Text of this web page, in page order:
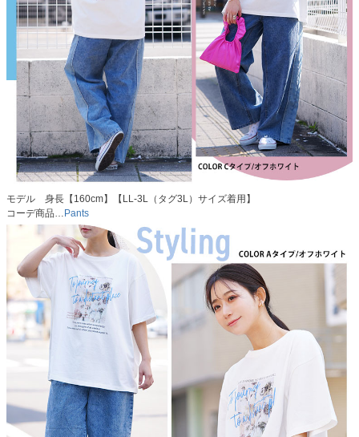
モデル 身長【160cm】【LL-3L（タグ3L）サイズ着用】
コーデ商品… Pants